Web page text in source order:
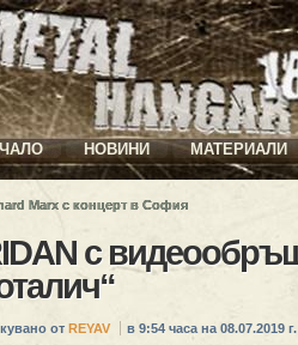
НОВИНИ МАТЕРИАЛИ
Marx с концерт в София
с
от REYAV в 9:54 часа на 08.07.2019 г.